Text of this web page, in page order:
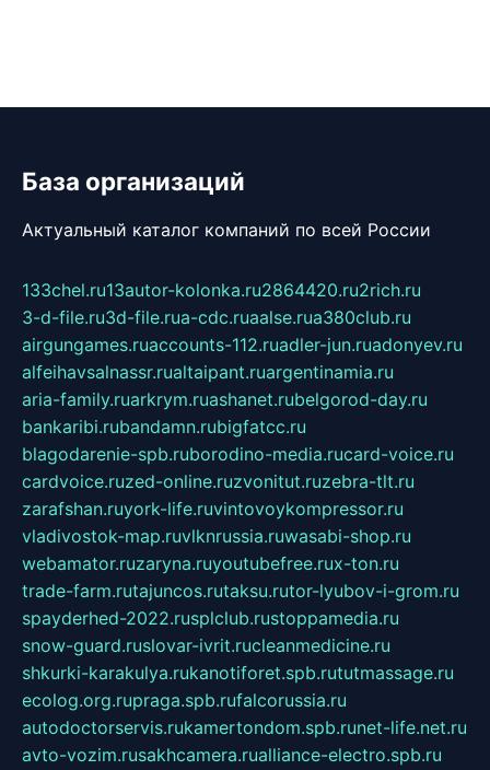
База организаций
Актуальный каталог компаний по всей России
133chel.ru13autor-kolonka.ru2864420.ru2rich.ru
3-d-file.ru3d-file.rua-cdc.ruaalse.rua380club.ru
airgungames.ruaccounts-112.ruadler-jun.ruadonyev.ru
alfeihavsalnassr.rualtaipant.ruargentinamia.ru
aria-family.ruarkrym.ruashanet.rubelgorod-day.ru
bankaribi.rubandamn.rubigfatcc.ru
blagodarenie-spb.ruborodino-media.rucard-voice.ru
cardvoice.ruzed-online.ruzvonitut.ruzebra-tlt.ru
zarafshan.ruyork-life.ruvintovoykompressor.ru
vladivostok-map.ruvlknrussia.ruwasabi-shop.ru
webamator.ruzaryna.ruyoutubefree.rux-ton.ru
trade-farm.rutajuncos.rutaksu.rutor-lyubov-i-grom.ru
spayderhed-2022.rusplclub.rustoppamedia.ru
snow-guard.ruslovar-ivrit.rucleanmedicine.ru
shkurki-karakulya.rukanotiforet.spb.rututmassage.ru
ecolog.org.rupraga.spb.rufalcorussia.ru
autodoctorservis.rukamertondom.spb.runet-life.net.ru
avto-vozim.rusakhcamera.rualliance-electro.spb.ru